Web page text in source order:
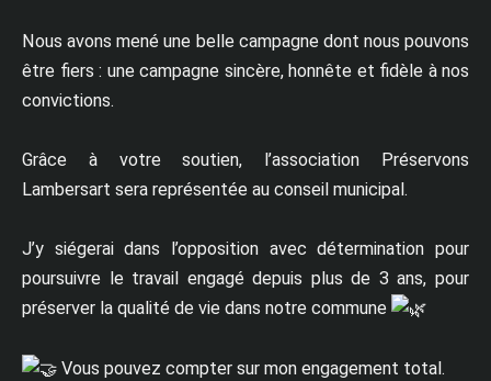
Nous avons mené une belle campagne dont nous pouvons
être fiers : une campagne sincère, honnête et fidèle à nos
convictions.
Grâce à votre soutien, l’association Préservons
Lambersart sera représentée au conseil municipal.
J’y siégerai dans l’opposition avec détermination pour
poursuivre le travail engagé depuis plus de 3 ans, pour
préserver la qualité de vie dans notre commune
Vous pouvez compter sur mon engagement total.